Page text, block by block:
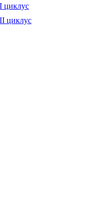
циклус
циклус